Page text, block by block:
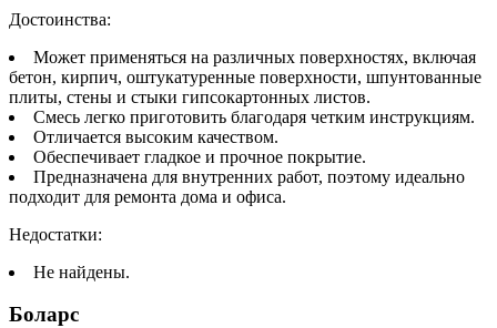
Достоинства:
Может применяться на различных поверхностях, включая
бетон, кирпич, оштукатуренные поверхности, шпунтованные
плиты, стены и стыки гипсокартонных листов.
Смесь легко приготовить благодаря четким инструкциям.
Отличается высоким качеством.
Обеспечивает гладкое и прочное покрытие.
Предназначена для внутренних работ, поэтому идеально
подходит для ремонта дома и офиса.
Недостатки:
Не найдены.
Боларс